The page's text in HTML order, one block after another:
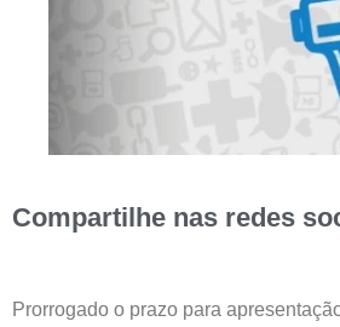
Compartilhe nas redes
Prorrogado o prazo para